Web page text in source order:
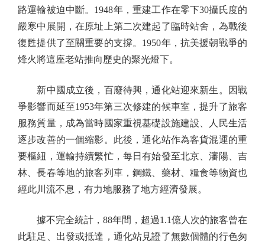
路運輸被迫中斷。1948年，重建工作在零下30攝氏度的
嚴寒中展開，在原址上第二次建起了臨時站舍，為戰後
復甦提供了至關重要的支撐。1950年，抗美援朝戰爭的
烽火將這座老站推向歷史的聚光燈下。
新中國成立後，百廢待興，通化站迎來新生。因戰
爭影響而延至1953年第三次修建的候車室，提升了旅客
服務質量，成為當時國家重視基礎設施建設、人民生活
逐步改善的一個縮影。此後，通化站作為客貨混運的重
要樞紐，運輸持續繁忙，每日有始發至北京、瀋陽、吉
林、長春等地的旅客列車，鋼鐵、藥材、糧食等物資也
經此川流不息，有力地服務了地方經濟發展。
據不完全統計，88年間，超過1.1億人次的旅客曾在
此駐足、出發或抵達，通化站見證了無數個體的行色匆